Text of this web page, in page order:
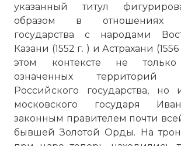
указанный титул
образом в отношениях
государства с народами
Казани (1552 г. ) и Астрахани
этом контексте не
означенных территорий
Российского государства, но
московского государя
законным правителем почти
бывшей Золотой Орды. На